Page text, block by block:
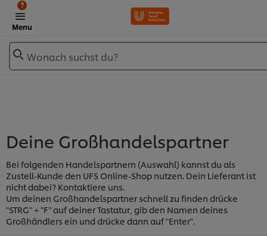
Menu
?
Wonach suchst du?
Deine Großhandelspartner
Bei folgenden Handelspartnern (Auswahl) kannst du als
Zustell-Kunde den UFS Online-Shop nutzen. Dein Lieferant ist
nicht dabei? Kontaktiere uns.
Um deinen Großhandelspartner schnell zu finden drücke
"STRG" + "F" auf deiner Tastatur, gib den Namen deines
Großhändlers ein und drücke dann auf "Enter".